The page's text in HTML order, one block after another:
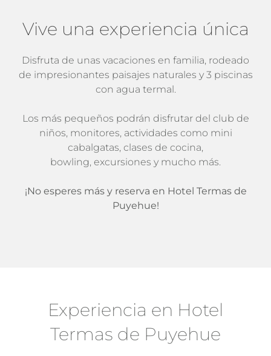
Vive una experiencia única
Disfruta de unas vacaciones en familia, rodeado
de impresionantes paisajes naturales y 3 piscinas
con agua termal.
Los más pequeños podrán disfrutar del club de
niños, monitores, actividades como mini
cabalgatas, clases de cocina,
bowling, excursiones y mucho más.
¡No esperes más y reserva en Hotel Termas de
Puyehue!
Experiencia en Hotel
Termas de Puyehue